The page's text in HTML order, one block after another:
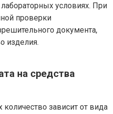
условиях. При
проверки
документа,
изделия.
на средства
количество зависит от вида